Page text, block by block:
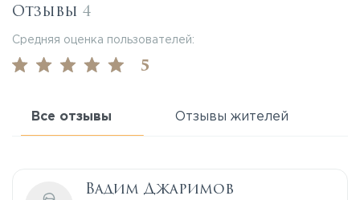
Отзывы 4
Средняя оценка пользователей:
5
Все отзывы Отзывы жителей
Вадим Джаримов